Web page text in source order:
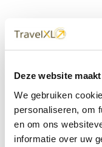
Deze website
We gebruiken
personaliseren, om
en om ons
informatie over uw
dichtbij
Met 60+
met onze XL
TravelXL@Home en
klaar.